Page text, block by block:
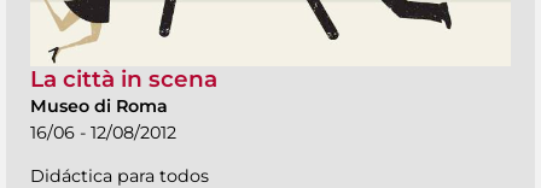
La città in scena
Museo di Roma
16/06 - 12/08/2012
Didáctica para todos